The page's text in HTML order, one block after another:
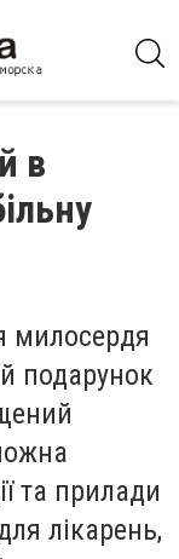
в
милосердя
подарунок
та прилади
лікарень,